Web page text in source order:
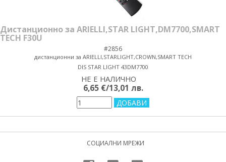
Дистанционно за ARIELLI,STAR LIGHT,DM7700,SMART
TECH F30U
#2856
дистанционни за ARIELLI,STARLIGHT,CROWN,SMART TECH
DIS STAR LIGHT 43DM7700
НЕ Е НАЛИЧНО
6,65 €/13,01 лв.
СОЦИАЛНИ МРЕЖИ